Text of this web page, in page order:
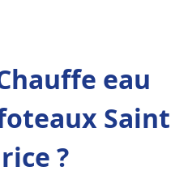
eau
Saint
?